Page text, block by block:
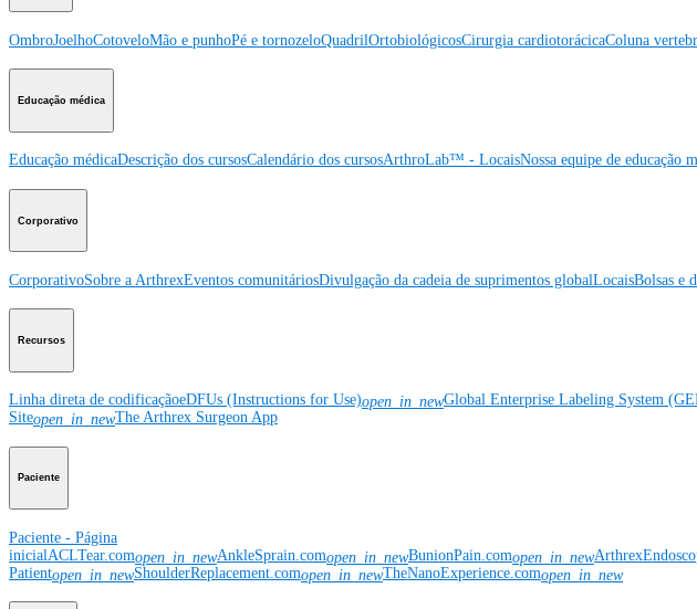
OmbroJoelhoCotoveloMão e punhoPé e tornozeloQuadrilOrtobiológicosCirurgia cardiotorácicaColuna
Educação médica
Educação médicaDescrição dos cursosCalendário dos cursosArthroLab™ - LocaisNossa equipe de educação
Corporativo
CorporativoSobre a ArthrexEventos comunitáriosDivulgação da cadeia de suprimentos globalLocaisBolsas e
Recursos
Linha direta de codificaçãoeDFUs (Instructions for Use)open_in_newGlobal Enterprise Labeling System
Siteopen_in_newThe Arthrex Surgeon App
Paciente
Paciente - Página
inicialACLTear.comopen_in_newAnkleSprain.comopen_in_newBunionPain.comopen_in_new
Patientopen_in_newShoulderReplacement.comopen_in_newTheNanoExperience.comopen_in_new